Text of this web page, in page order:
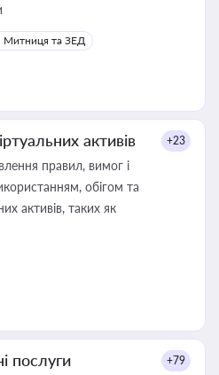
Митниця та ЗЕД
активів +23
правил, вимог і
обігом та
активів, таких як
послуги +79